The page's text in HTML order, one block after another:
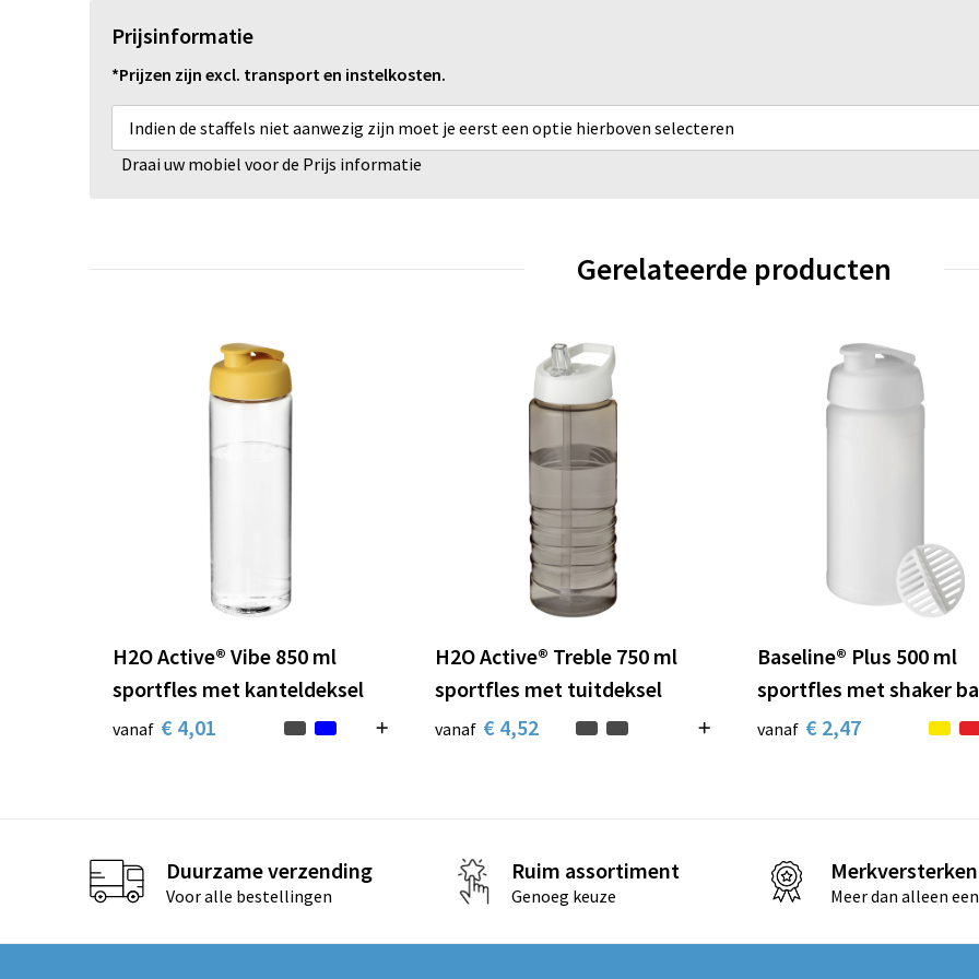
Prijsinformatie
*Prijzen zijn excl. transport en instelkosten.
Indien de staffels niet aanwezig zijn moet je eerst een optie hierboven selecteren
Draai uw mobiel voor de Prijs informatie
Gerelateerde producten
H2O Active® Vibe 850 ml
sportfles met kanteldeksel
vanaf € 4,01
H2O Active® Treble 750 ml
sportfles met tuitdeksel
vanaf € 4,52
Baseline® Plus 500 ml
sportfles met shaker
vanaf € 2,47
Duurzame verzending
Voor alle bestellingen
Ruim assortiment
Genoeg keuze Meer dan alleen